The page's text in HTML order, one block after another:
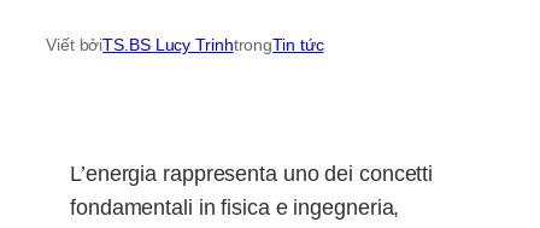
Viết bởiTS.BS Lucy TrinhtrongTin tức
L’energia rappresenta uno dei concetti
fondamentali in fisica e ingegneria,